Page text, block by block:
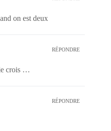
on est deux
RÉPONDRE
crois …
RÉPONDRE